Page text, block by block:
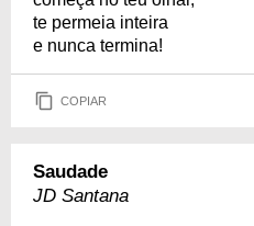
te permeia inteira
e nunca termina!
COPIAR
Saudade
JD Santana